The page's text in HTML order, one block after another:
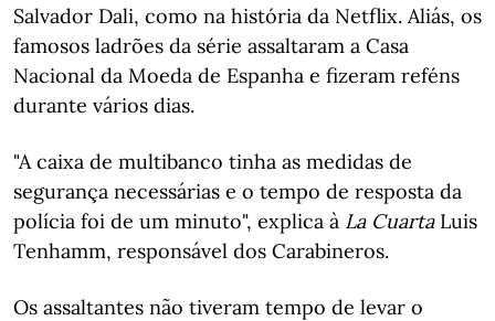
Salvador Dali, como na história da Netflix. Aliás, os
famosos ladrões da série assaltaram a Casa
Nacional da Moeda de Espanha e fizeram reféns
durante vários dias.
"A caixa de multibanco tinha as medidas de
segurança necessárias e o tempo de resposta da
polícia foi de um minuto", explica à La Cuarta Luis
Tenhamm, responsável dos Carabineros.
Os assaltantes não tiveram tempo de levar o